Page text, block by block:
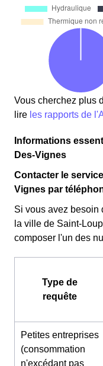
Vous cherchez plus
lire les rapports de
Informations
Des-Vignes
Contacter le
Vignes par
Si vous avez besoin
la ville de Saint-
composer l'un des
Type de
requête
Petites entreprises
(consommation
n'excédant pas